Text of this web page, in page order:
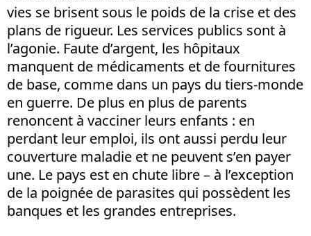
vies se brisent sous le poids de la crise et des
plans de rigueur. Les services publics sont à
l’agonie. Faute d’argent, les hôpitaux
manquent de médicaments et de fournitures
de base, comme dans un pays du tiers-monde
en guerre. De plus en plus de parents
renoncent à vacciner leurs enfants : en
perdant leur emploi, ils ont aussi perdu leur
couverture maladie et ne peuvent s’en payer
une. Le pays est en chute libre – à l’exception
de la poignée de parasites qui possèdent les
banques et les grandes entreprises.